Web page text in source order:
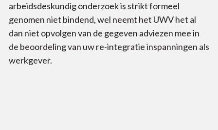
arbeidsdeskundig onderzoek is strikt formeel
genomen niet bindend, wel neemt het UWV het al
dan niet opvolgen van de gegeven adviezen mee in
de beoordeling van uw re-integratie inspanningen als
werkgever.